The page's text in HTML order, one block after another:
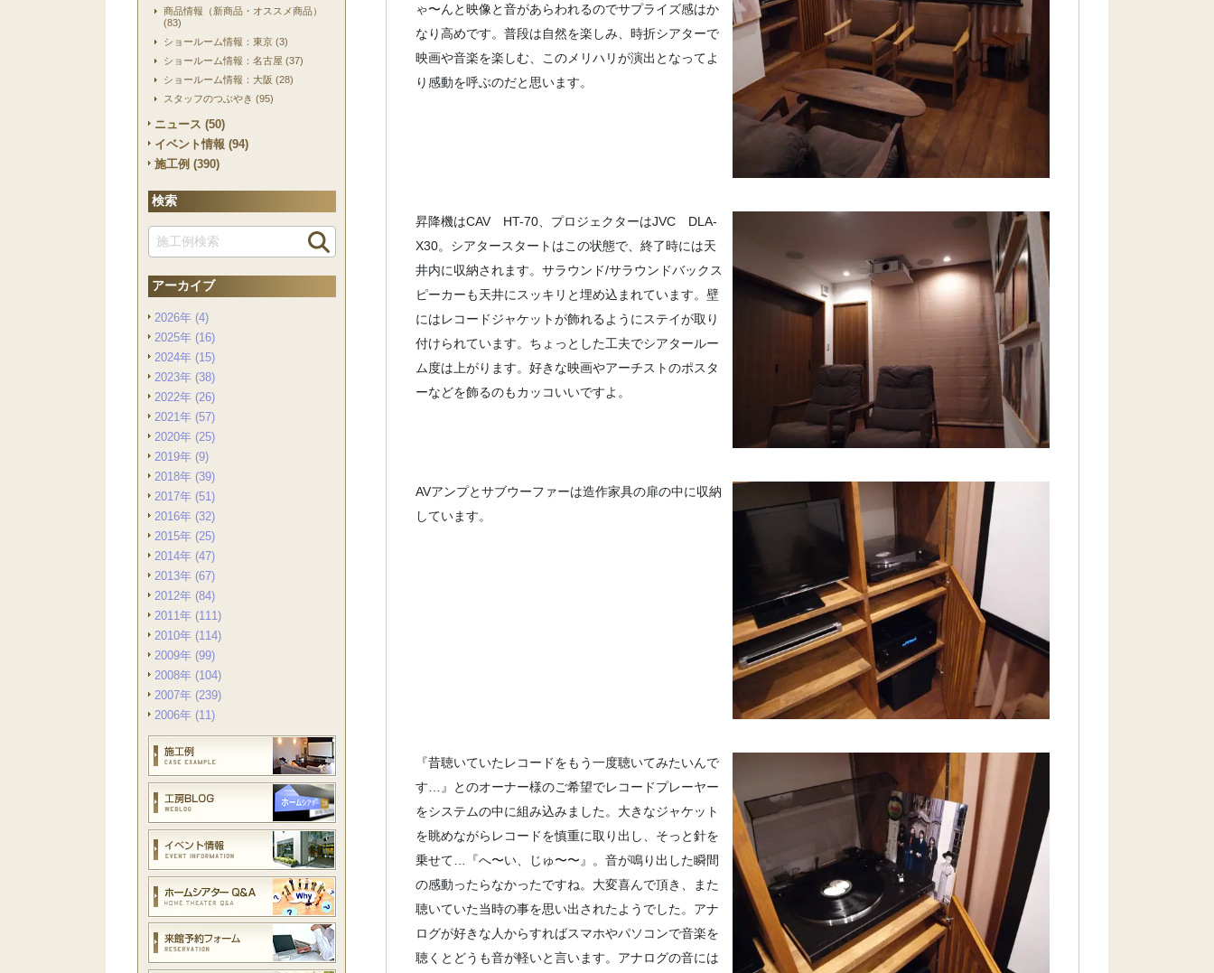
商品情報（新商品・オススメ商品）
(83)
ショールーム情報：東京 (3)
ショールーム情報：名古屋 (37)
ショールーム情報：大阪 (28)
スタッフのつぶやき (95)
ニュース (50)
イベント情報 (94)
施工例 (390)
検索
アーカイブ
2026年 (4)
2025年 (16)
2024年 (15)
2023年 (38)
2022年 (26)
2021年 (57)
2020年 (25)
2019年 (9)
2018年 (39)
2017年 (51)
2016年 (32)
2015年 (25)
2014年 (47)
2013年 (67)
2012年 (84)
2011年 (111)
2010年 (114)
2009年 (99)
2008年 (104)
2007年 (239)
2006年 (11)
ゃ〜んと映像と音があらわれるのでサプライズ感はか
なり高めです。普段は自然を楽しみ、時折シアターで
映画や音楽を楽しむ、このメリハリが演出となってよ
り感動を呼ぶのだと思います。
昇降機はCAV HT-70、プロジェクターはJVC DLA-
X30。シアタースタートはこの状態で、終了時には天
井内に収納されます。サラウンド/サラウンドバックス
ピーカーも天井にスッキリと埋め込まれています。壁
にはレコードジャケットが飾れるようにステイが取り
付けられています。ちょっとした工夫でシアタールー
ム度は上がります。好きな映画やアーチストのポスタ
ーなどを飾るのもカッコいいですよ。
AVアンプとサブウーファーは造作家具の扉の中に収納
しています。
『昔聴いていたレコードをもう一度聴いてみたいんで
す…』とのオーナー様のご希望でレコードプレーヤー
をシステムの中に組み込みました。大きなジャケット
を眺めながらレコードを慎重に取り出し、そっと針を
乗せて…『へ〜い、じゅ〜〜』。音が鳴り出した瞬間
の感動ったらなかったですね。大変喜んで頂き、また
聴いていた当時の事を思い出されたようでした。アナ
ログが好きな人からすればスマホやパソコンで音楽を
聴くとどうも音が軽いと言います。アナログの音には